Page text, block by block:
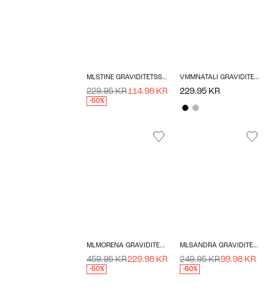
MLSTINE GRAVIDITETSSHORTS
229.95 KR114.98 KR
-50%
VMMNATALI GRAVIDITETSKJOLE
229.95 KR
MLMORENA GRAVIDITETSJEANS
459.95 KR229.98 KR
-50%
MLSANDRA GRAVIDITETSTOP
249.95 KR99.98 KR
-60%